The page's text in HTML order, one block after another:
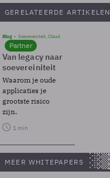
GERELATEERDE ARTIKELEN
Blog Soevereinteit, Cloud
Partner
Van legacy naar
soevereiniteit
Waarom je oude
applicaties je
grootste risico
zijn.
1 min
MEER WHITEPAPERS